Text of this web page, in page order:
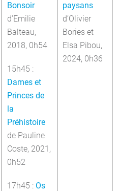
Bonsoir
d’Emilie
Balteau,
2018, 0h54
15h45 :
Dames et
Princes de
la
Préhistoire
de Pauline
Coste, 2021,
0h52
17h45 : Os
paysans
d’Olivier
Bories et
Elsa Pibou,
2024, 0h36